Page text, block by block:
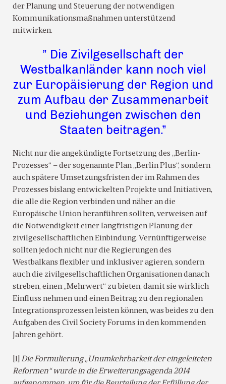
der Planung und Steuerung der notwendigen
Kommunikationsmaßnahmen unterstützend
mitwirken.
” Die Zivilgesellschaft der
Westbalkanländer kann noch viel
zur Europäisierung der Region und
zum Aufbau der Zusammenarbeit
und Beziehungen zwischen den
Staaten beitragen.”
Nicht nur die angekündigte Fortsetzung des „Berlin-
Prozesses“ – der sogenannte Plan „Berlin Plus“, sondern
auch spätere Umsetzungsfristen der im Rahmen des
Prozesses bislang entwickelten Projekte und Initiativen,
die alle die Region verbinden und näher an die
Europäische Union heranführen sollten, verweisen auf
die Notwendigkeit einer langfristigen Planung der
zivilgesellschaftlichen Einbindung. Vernünftigerweise
sollten jedoch nicht nur die Regierungen des
Westbalkans flexibler und inklusiver agieren, sondern
auch die zivilgesellschaftlichen Organisationen danach
streben, einen „Mehrwert“ zu bieten, damit sie wirklich
Einfluss nehmen und einen Beitrag zu den regionalen
Integrationsprozessen leisten können, was beides zu den
Aufgaben des Civil Society Forums in den kommenden
Jahren gehört.
[1] Die Formulierung „Unumkehrbarkeit der eingeleiteten
Reformen“ wurde in die Erweiterungsagenda 2014